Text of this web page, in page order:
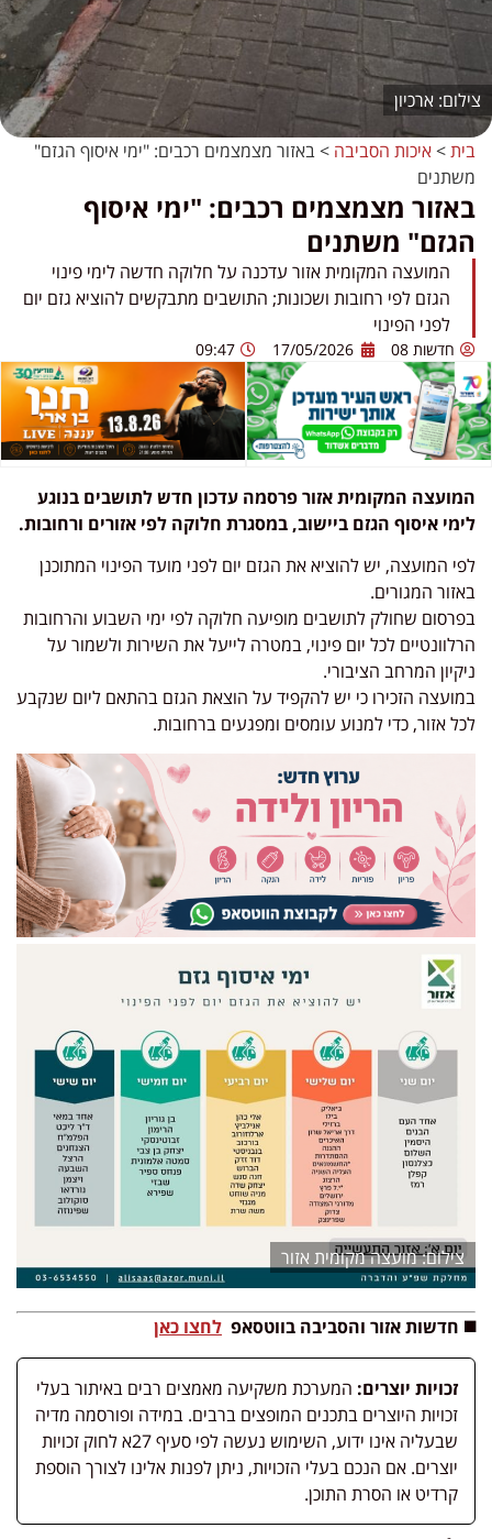
ארכיון
בית>איכות הסביבה >באזור מצמצמים רכבים: "ימי איסוף הגזם"
משתנים
באזור מצמצמים רכבים: "ימי איסוף
הגזם" משתנים
המועצה המקומית אזור עדכנה על חלוקה חדשה לימי פינוי
הגזם לפי רחובות ושכונות; התושבים מתבקשים להוציא גזם יום
לפני הפינוי
חדשות 08 17/05/2026
09:47
המועצה המקומית אזור פרסמה עדכון חדש לתושבים בנוגע
לימי איסוף הגזם ביישוב, במסגרת חלוקה לפי אזורים ורחובות.
לפי המועצה, יש להוציא את הגזם יום לפני מועד הפינוי המתוכנן
באזור המגורים.
בפרסום שחולק לתושבים מופיעה חלוקה לפי ימי השבוע והרחובות
הרלוונטיים לכל יום פינוי, במטרה לייעל את השירות ולשמור על
ניקיון המרחב הציבורי.
במועצה הזכירו כי יש להקפיד על הוצאת הגזם בהתאם ליום שנקבע
לכל אזור, כדי למנוע עומסים ומפגעים ברחובות.
מועצה מקומית אזור
◼️ חדשות אזור והסביבה בווטסאפ לחצו כאן
זכויות יוצרים: המערכת משקיעה מאמצים רבים באיתור בעלי
זכויות היוצרים בתכנים המופצים ברבים. במידה ופורסמה מדיה
שבעליה אינו ידוע, השימוש נעשה לפי סעיף 27א לחוק זכויות
יוצרים. אם הנכם בעלי הזכויות, ניתן לפנות אלינו לצורך הוספת
קרדיט או הסרת התוכן.